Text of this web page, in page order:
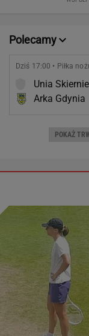
Polecamy
Dziś 17:00 • Piłka
Unia
Arka Gdynia
POKAŻ